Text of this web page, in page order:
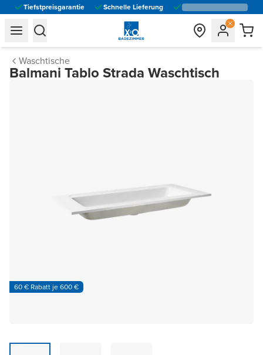
Tiefstpreisgarantie Schnelle Lieferung
general.navigation.toggle_menu.label
general.navigation.toggle_menu.label
Waschtische
Balmani Tablo Strada Waschtisch
60 € Rabatt je 600 €